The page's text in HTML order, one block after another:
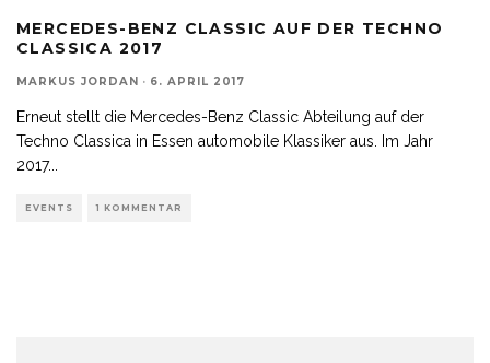
MERCEDES-BENZ CLASSIC AUF DER TECHNO
CLASSICA 2017
MARKUS JORDAN · 6. APRIL 2017
Erneut stellt die Mercedes-Benz Classic Abteilung auf der
Techno Classica in Essen automobile Klassiker aus. Im Jahr
2017...
EVENTS 1 KOMMENTAR